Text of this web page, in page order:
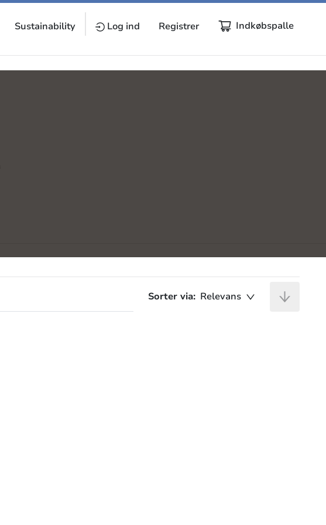
Sustainability Log ind Registrer Indkøbspalle
Sorter via: Relevans